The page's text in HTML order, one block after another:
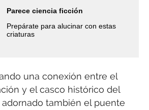
Parece ciencia ficción
Prepárate para alucinar con estas
criaturas
una conexión entre el
y el casco histórico del
también el puente